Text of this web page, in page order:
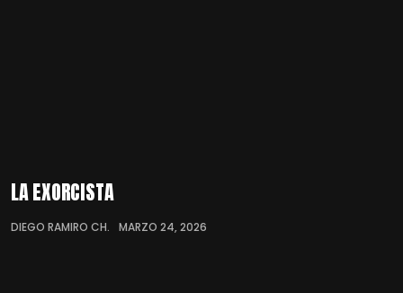
LA EXORCISTA
DIEGO RAMIRO CH. MARZO 24, 2026